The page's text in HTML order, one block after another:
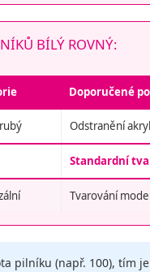
BÍLÝ ROVNÝ:
Doporučené
Odstranění
Standardní
Tvarování
pilníku (např. 100), tím